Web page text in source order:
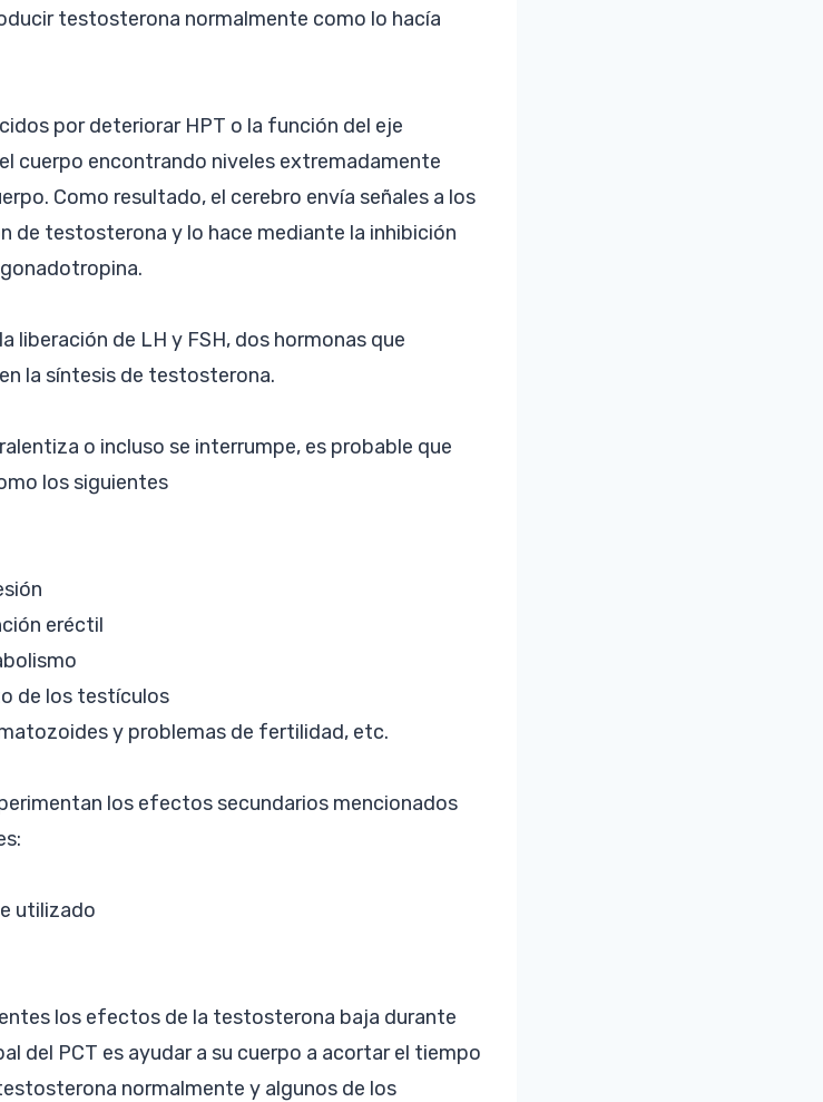
testosterona normalmente como lo hacía
por deteriorar HPT o la función del eje
cuerpo encontrando niveles extremadamente
Como resultado, el cerebro envía señales a los
de testosterona y lo hace mediante la inhibición
liberación de LH y FSH, dos hormonas que
la síntesis de testosterona.
o incluso se interrumpe, es probable que
los siguientes
eréctil
de los testículos
y problemas de fertilidad, etc.
los efectos secundarios mencionados
utilizado
los efectos de la testosterona baja durante
del PCT es ayudar a su cuerpo a acortar el tiempo
normalmente y algunos de los